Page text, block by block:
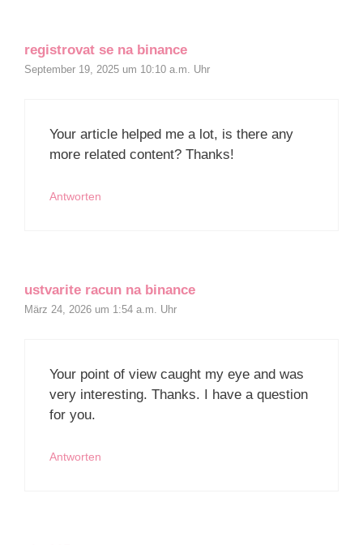
registrovat se na binance
September 19, 2025 um 10:10 a.m. Uhr
Your article helped me a lot, is there any
more related content? Thanks!
Antworten
ustvarite racun na binance
März 24, 2026 um 1:54 a.m. Uhr
Your point of view caught my eye and was
very interesting. Thanks. I have a question
for you.
Antworten